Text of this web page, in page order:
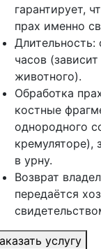
гарантирует,
прах именно
Длительность:
часов
животного).
Обработка
костные
однородного
кремуляторе),
в урну.
Возврат
передаётся
услугу